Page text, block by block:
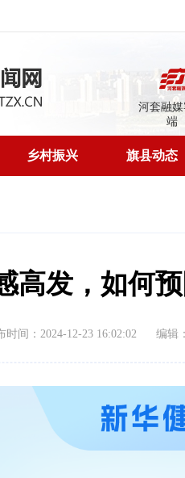
河套融
端
乡村振兴 旗县动态
高发，如何
时间：2024-12-23 16:02:02 编辑